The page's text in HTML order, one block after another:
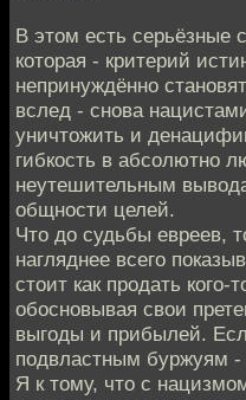
В этом есть серьёзные
которая - критерий
непринуждённо
вслед - снова
уничтожить и
гибкость в абсолютно
неутешительным
общности целей.
Что до судьбы евреев,
нагляднее всего
стоит как продать кого-
обосновывая свои
выгоды и прибылей.
подвластным буржуям
Я к тому, что с